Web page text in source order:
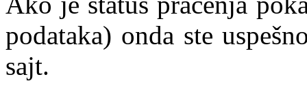
podataka) onda ste
sajt.